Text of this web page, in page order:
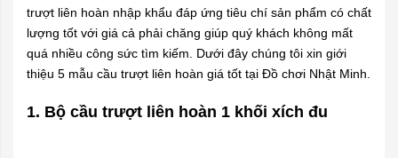
trượt liên hoàn nhập khẩu đáp ứng tiêu chí sản phẩm có chất
lượng tốt với giá cả phải chăng giúp quý khách không mất
quá nhiều công sức tìm kiếm. Dưới đây chúng tôi xin giới
thiệu 5 mẫu cầu trượt liên hoàn giá tốt tại Đồ chơi Nhật Minh.
1. Bộ cầu trượt liên hoàn 1 khối xích đu